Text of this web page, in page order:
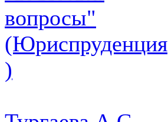
вопросы"
(Юриспруденция
)